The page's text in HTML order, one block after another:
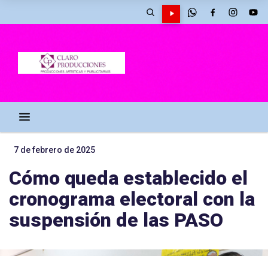
7 de febrero de 2025
Cómo queda establecido el
cronograma electoral con la
suspensión de las PASO